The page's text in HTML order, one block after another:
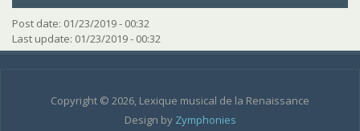
Post date: 01/23/2019 - 00:32
Last update: 01/23/2019 - 00:32
Copyright © 2026, Lexique musical de la Renaissance
Design by Zymphonies